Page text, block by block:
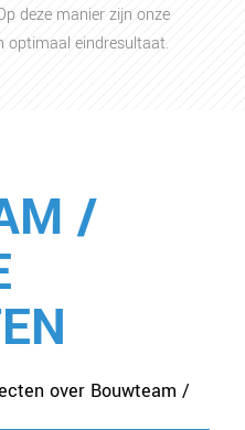
deze manier zijn onze
optimaal eindresultaat.
/
over Bouwteam /